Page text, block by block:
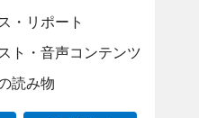
・リポート
ト・音声コンテンツ
読み物